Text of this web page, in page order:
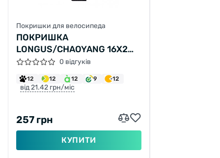
Покришки для велосипеда
ПОКРИШКА
LONGUS/CHAOYANG 16X2
125 H-586 (54-305)
0 відгуків
12 12 12 9 12
від 21.42 грн/міс
257 грн
КУПИТИ